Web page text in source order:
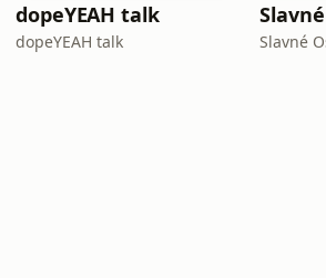
dopeYEAH talk
dopeYEAH talk Slavné